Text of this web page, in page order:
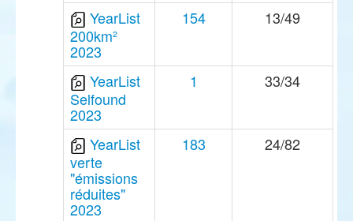
YearList
200km²
2023
154 13/49
YearList
Selfound
2023
1 33/34
YearList
verte
"émissions
réduites"
2023
183 24/82